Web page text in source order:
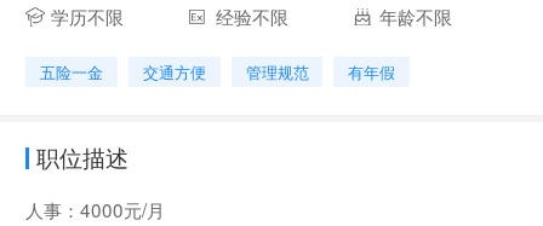
学历不限
经验不限 年龄不限
五险一金 交通方便 管理规范 有年假
职位描述
人事：4000元/月